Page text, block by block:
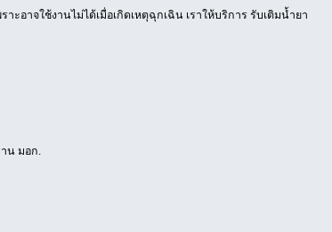
อาจใช้งานไม่ได้เมื่อเกิดเหตุฉุกเฉิน เราให้บริการ รับเติมน้ำยา
น มอก.